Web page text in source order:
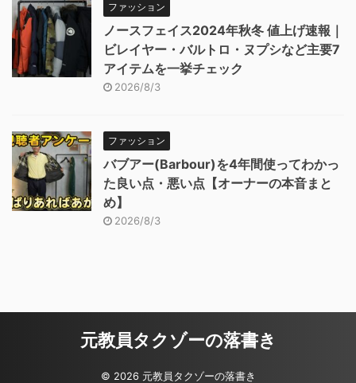
ファッション
ノースフェイス2024年秋冬 値上げ速報｜
ビレイヤー・バルトロ・ヌプシなど主要7
アイテムを一挙チェック
2026/8/3
ファッション
バブアー(Barbour)を4年間使ってわかっ
た良い点・悪い点【オーナーの本音まと
め】
2026/8/3
元教員タクゾーの落書き
© 2026 元教員タクゾーの落書き